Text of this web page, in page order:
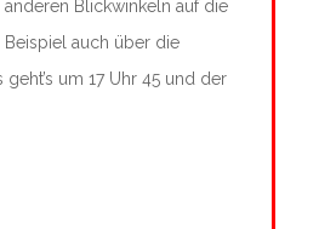
Blickwinkeln auf die
Beispiel auch über die
um 17 Uhr 45 und der